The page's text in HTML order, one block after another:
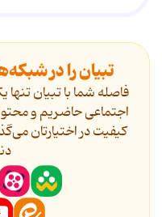
تبیان را در
فاصله شما با تبیان
اجتماعی حاضریم و
کیفیت در اختیارتان